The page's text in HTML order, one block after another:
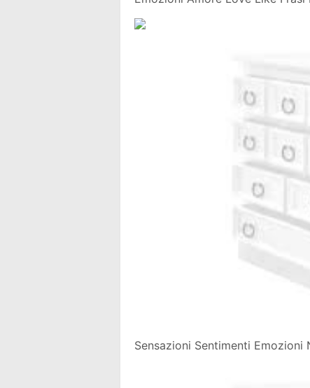
Sensazioni Sentimenti Emozioni